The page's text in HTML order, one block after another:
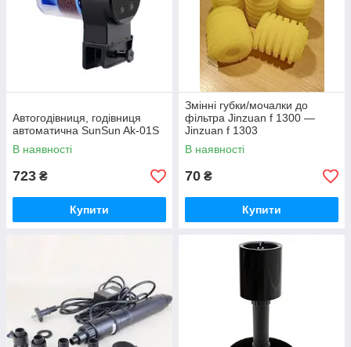
Автогодівниця, годівниця
автоматична SunSun Ak-01S
В наявності
723 ₴
Купити
Змінні губки/мочалки до
фільтра Jinzuan f 1300 —
Jinzuan f 1303
В наявності
70 ₴
Купити